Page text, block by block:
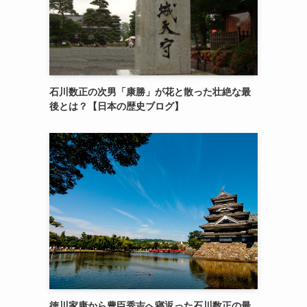
石川数正の次男「康勝」が花と散った壮絶な最
後とは？【日本の歴史ブログ】